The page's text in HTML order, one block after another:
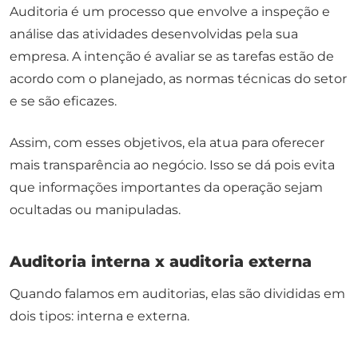
Auditoria é um processo que envolve a inspeção e
análise das atividades desenvolvidas pela sua
empresa. A intenção é avaliar se as tarefas estão de
acordo com o planejado, as normas técnicas do setor
e se são eficazes.
Assim, com esses objetivos, ela atua para oferecer
mais transparência ao negócio. Isso se dá pois evita
que informações importantes da operação sejam
ocultadas ou manipuladas.
Auditoria interna x auditoria externa
Quando falamos em auditorias, elas são divididas em
dois tipos: interna e externa.